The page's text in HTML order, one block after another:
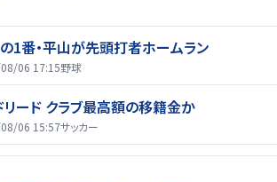
1番・平山が先頭打者ホームラン
06 17:15野球
リード クラブ最高額の移籍金か
06 15:57サッカー